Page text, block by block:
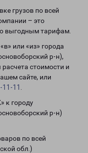
грузов по всей
– это
выгодным тарифам.
или «из» города
р-н),
стоимости и
сайте, или
11-11
к городу
р-н)
по всей
обл.)